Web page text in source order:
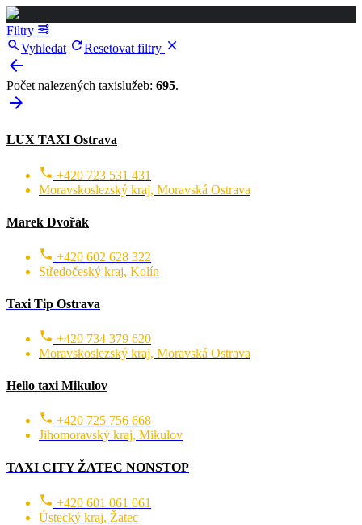
Filtry
Vyhledat
Resetovat filtry
Počet nalezených taxislužeb: 695.
LUX TAXI Ostrava
+420 723 531 431
Moravskoslezský kraj, Moravská Ostrava
Marek Dvořák
+420 602 628 322
Středočeský kraj, Kolín
Taxi Tip Ostrava
+420 734 379 620
Moravskoslezský kraj, Moravská Ostrava
Hello taxi Mikulov
+420 725 756 668
Jihomoravský kraj, Mikulov
TAXI CITY ŽATEC NONSTOP
+420 601 061 061
Ústecký kraj, Žatec